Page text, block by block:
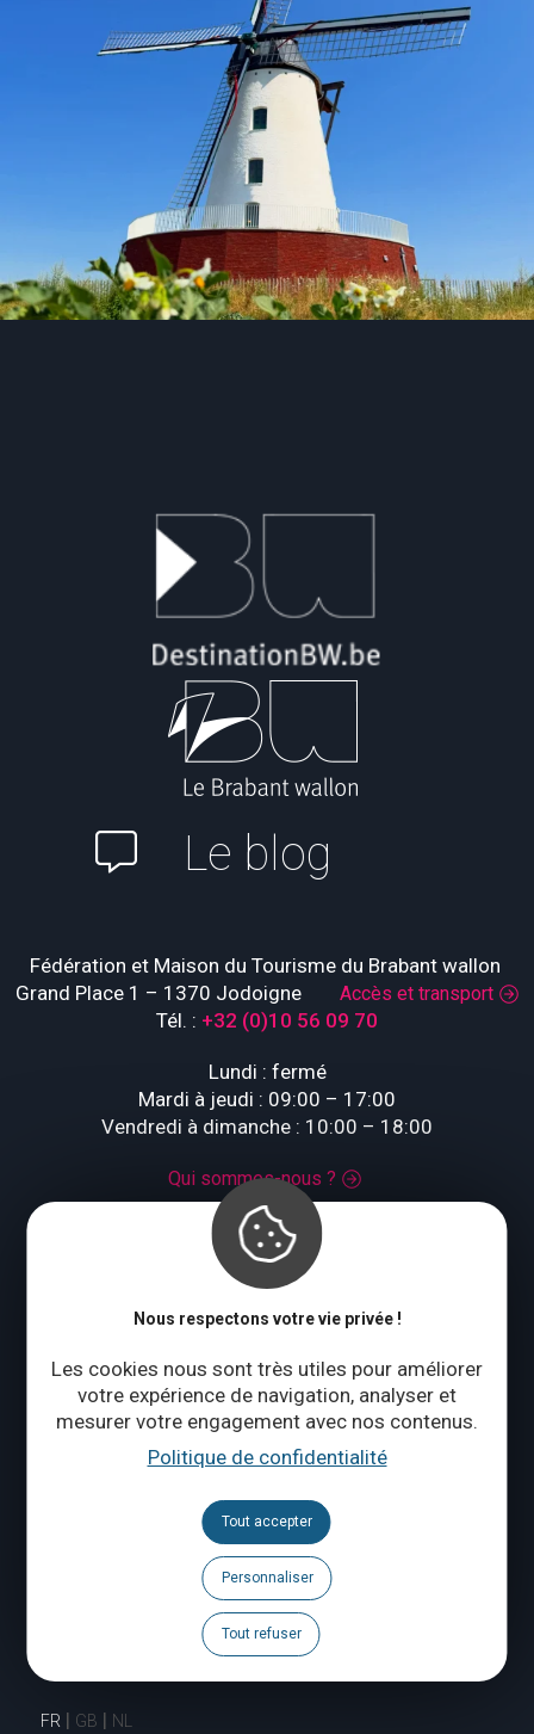
Nous respectons votre vie privée !
Les cookies nous sont très utiles pour améliorer
votre expérience de navigation, analyser et
mesurer votre engagement avec nos contenus.
Politique de confidentialité
Tout accepter
Personnaliser
Tout refuser
Le blog
Fédération et Maison du Tourisme du Brabant wallon
Grand Place 1 – 1370 Jodoigne Accès et transport
Tél. : +32 (0)10 56 09 70
Lundi : fermé
Mardi à jeudi : 09:00 – 17:00
Vendredi à dimanche : 10:00 – 18:00
Qui sommes-nous ?
CONTACTEZ-NOUS
Brochures
Agenda
Espace Pro
Espace Presse
Signaler un problème
FR GB NL